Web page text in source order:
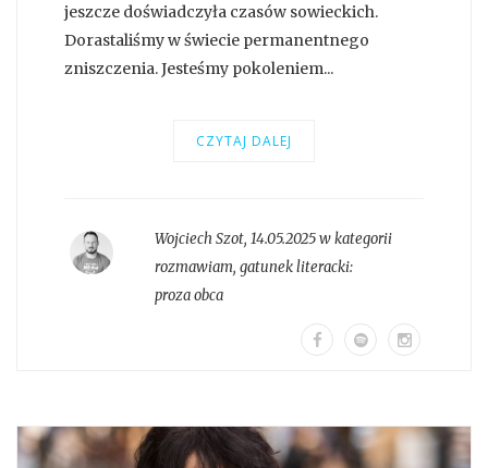
jeszcze doświadczyła czasów sowieckich.
Dorastaliśmy w świecie permanentnego
zniszczenia. Jesteśmy pokoleniem...
CZYTAJ DALEJ
Wojciech Szot, 14.05.2025 w kategorii
rozmawiam, gatunek literacki:
proza obca